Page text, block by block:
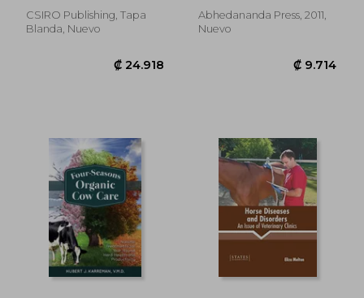
₡ 13.786
CSIRO Publishing, Tapa
Blanda, Nuevo
from livestock for the
farmer and stock
Abhedananda Press, 2011,
Nuevo